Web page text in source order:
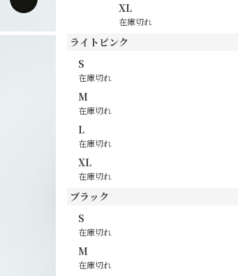
XL
在庫切れ
ライトピンク
S
在庫切れ
M
在庫切れ
L
在庫切れ
XL
在庫切れ
ブラック
S
在庫切れ
M
在庫切れ